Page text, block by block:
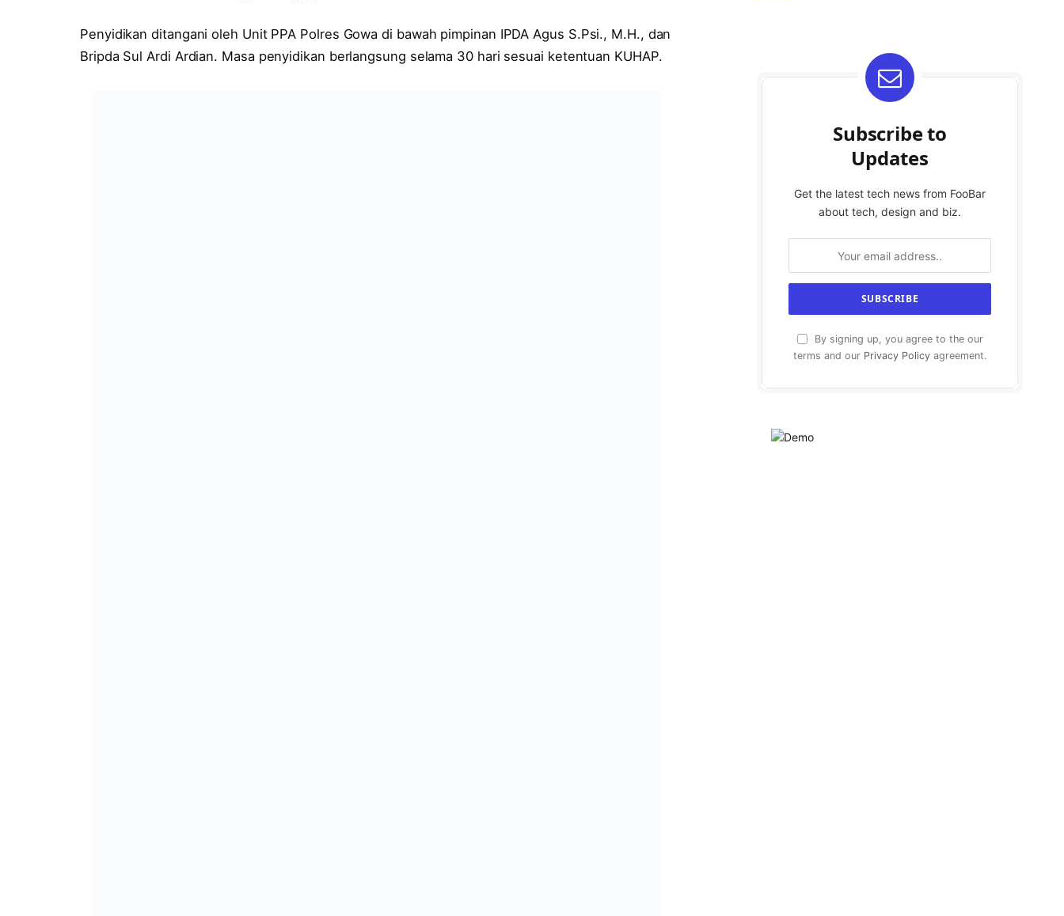
Penyidikan ditangani oleh Unit PPA Polres Gowa di bawah pimpinan IPDA Agus S.Psi., M.H., dan
Bripda Sul Ardi Ardian. Masa penyidikan berlangsung selama 30 hari sesuai ketentuan KUHAP.
Subscribe to
Updates
Get the latest tech news from FooBar
about tech, design and biz.
By signing up, you agree to the our
terms and our Privacy Policy agreement.